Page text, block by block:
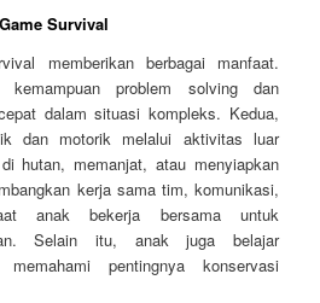
Survival
memberikan berbagai manfaat.
kemampuan problem solving dan
dalam situasi kompleks. Kedua,
dan motorik melalui aktivitas luar
hutan, memanjat, atau menyiapkan
kerja sama tim, komunikasi,
anak bekerja bersama untuk
Selain itu, anak juga belajar
pentingnya konservasi